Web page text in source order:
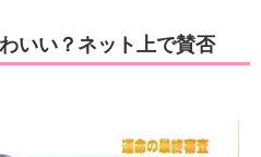
いい？ネット上で賛否